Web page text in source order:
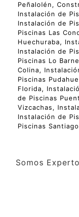
Peñalolén,
Instalación de
Instalación de
Piscinas Las
Huechuraba,
Instalación de
Piscinas Lo
Colina,
Piscinas
Florida,
de Piscinas
Vizcachas,
Instalación de
Piscinas Santiago
Somos